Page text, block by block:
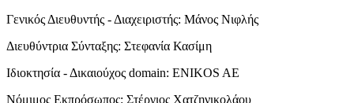
Γενικός Διευθυντής - Διαχειριστής: Μάνος Νιφλής
Διευθύντρια Σύνταξης: Στεφανία Κασίμη
Ιδιοκτησία - Δικαιούχος domain: ENIKOS AE
Νόμιμος Εκπρόσωπος: Στέργιος Χατζηνικολάου